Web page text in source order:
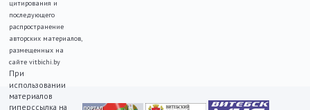
цитирования и
последующего
распространение
авторских материалов,
размещенных на
сайте vitbichi.by
При
использовании
материалов
гиперссылка на